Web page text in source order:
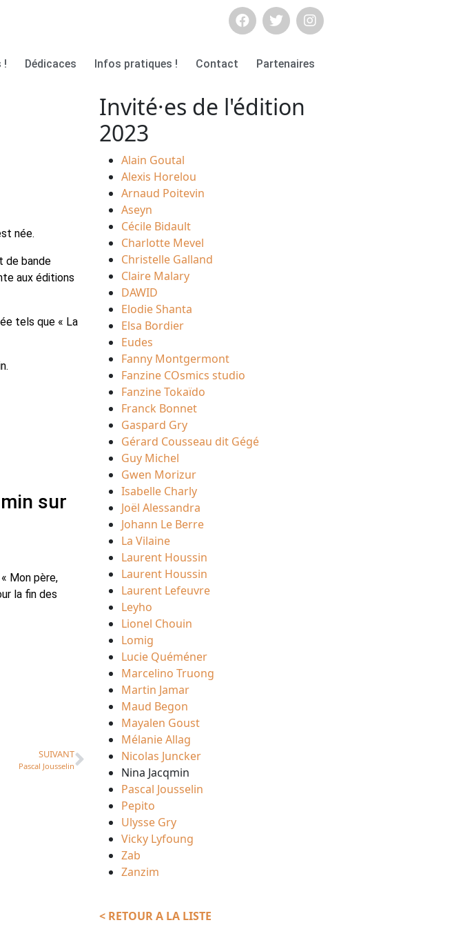
! Dédicaces Infos pratiques ! Contact Partenaires
née.
de bande
aux éditions
tels que « La
sur
Mon père,
la fin des
SUIVANT
Pascal Jousselin
Invité·es de l'édition
2023
Alain Goutal
Alexis Horelou
Arnaud Poitevin
Aseyn
Cécile Bidault
Charlotte Mevel
Christelle Galland
Claire Malary
DAWID
Elodie Shanta
Elsa Bordier
Eudes
Fanny Montgermont
Fanzine COsmics studio
Fanzine Tokaïdo
Franck Bonnet
Gaspard Gry
Gérard Cousseau dit Gégé
Guy Michel
Gwen Morizur
Isabelle Charly
Joël Alessandra
Johann Le Berre
La Vilaine
Laurent Houssin
Laurent Houssin
Laurent Lefeuvre
Leyho
Lionel Chouin
Lomig
Lucie Quéméner
Marcelino Truong
Martin Jamar
Maud Begon
Mayalen Goust
Mélanie Allag
Nicolas Juncker
Nina Jacqmin
Pascal Jousselin
Pepito
Ulysse Gry
Vicky Lyfoung
Zab
Zanzim
< RETOUR A LA LISTE